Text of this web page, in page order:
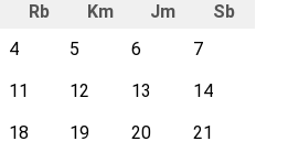
Rb Km Jm
Sb
4 5 6
7
11 12 13
14
18 19 20
21